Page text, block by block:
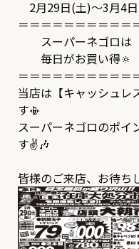
2月29日(土)～3月4
＝＝＝＝＝＝＝＝＝＝
スーパーネゴロは
毎日がお買い得🔅
＝＝＝＝＝＝＝＝＝＝
当店は【キャッシュレ
す📳
スーパーネゴロのポイ
す✌🎶
皆様のご来店、お待ち